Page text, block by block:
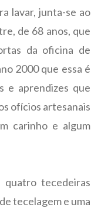
lavar, junta-se ao
de 68 anos, que
da oficina de
2000 que essa é
e aprendizes que
ofícios artesanais
carinho e algum
quatro tecedeiras
tecelagem e uma